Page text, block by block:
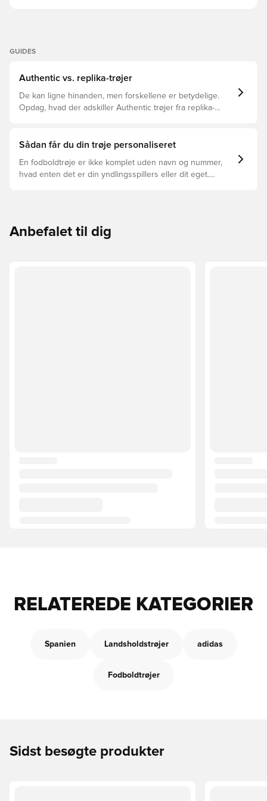
GUIDES
Authentic vs. replika-trøjer
De kan ligne hinanden, men forskellene er betydelige.
Opdag, hvad der adskiller Authentic trøjer fra replika-
Sådan får du din trøje personaliseret
En fodboldtrøje er ikke komplet uden navn og nummer,
hvad enten det er din yndlingsspillers eller dit eget.
Anbefalet til dig
RELATEREDE KATEGORIER
Spanien Landsholdstrøjer adidas
Fodboldtrøjer
Sidst besøgte produkter